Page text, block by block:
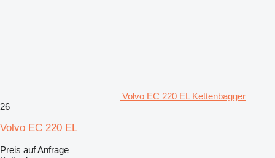
Volvo EC 220 EL Kettenbagger
26
Volvo EC 220 EL
Preis auf Anfrage